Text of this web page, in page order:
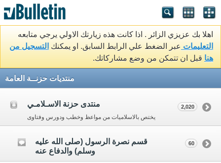
اهلا بك عزيزي الزائر . اذا كانت هذه زيارتك الاولي يرجي متابعه
التعليمات عبر الضغط علي الرابط السابق. او يمكنك التسجيل من
هنا قبل ان تتمكن من وضع مشاركاتك.
منتديات حزنــة العامة
منتدى حزنة الاسـلامـي
يختص بالاسلاميات من مواعظ وخطب ودورس وفتاوى
2,020
قسم نصرة الرسول (صلى الله عليه
وسلم) والدفاع عنه
60